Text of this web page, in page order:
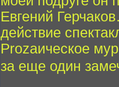
Евгений
действие
Prozaическое
за еще один